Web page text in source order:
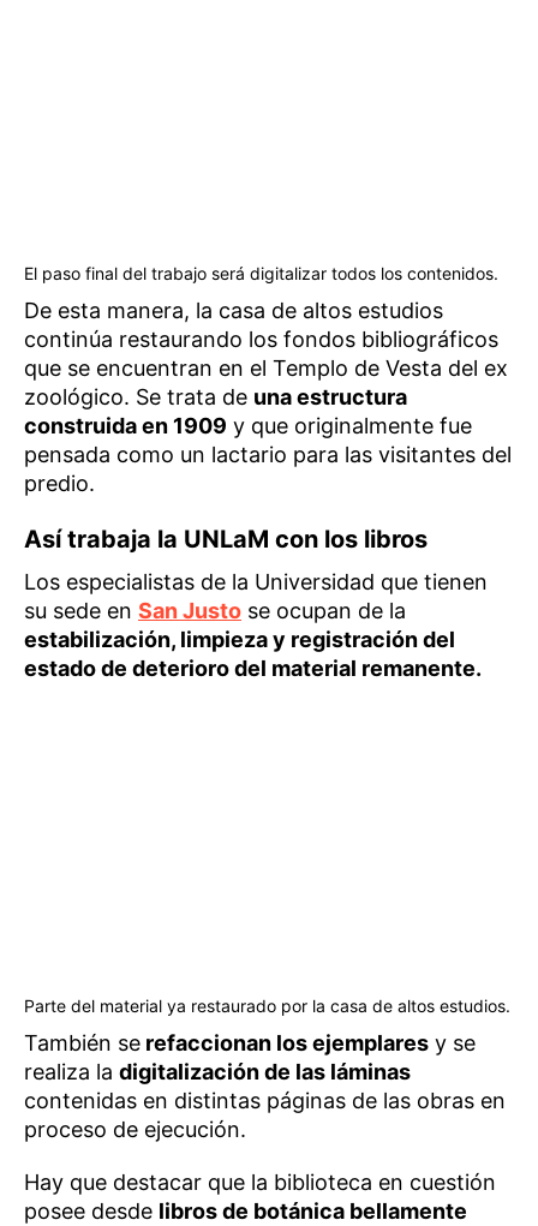
El paso final del trabajo será digitalizar todos los contenidos.
De esta manera, la casa de altos estudios
continúa restaurando los fondos bibliográficos
que se encuentran en el Templo de Vesta del ex
zoológico. Se trata de una estructura
construida en 1909 y que originalmente fue
pensada como un lactario para las visitantes del
predio.
Así trabaja la UNLaM con los libros
Los especialistas de la Universidad que tienen
su sede en San Justo se ocupan de la
estabilización, limpieza y registración del
estado de deterioro del material remanente.
Parte del material ya restaurado por la casa de altos estudios.
También se refaccionan los ejemplares y se
realiza la digitalización de las láminas
contenidas en distintas páginas de las obras en
proceso de ejecución.
Hay que destacar que la biblioteca en cuestión
posee desde libros de botánica bellamente